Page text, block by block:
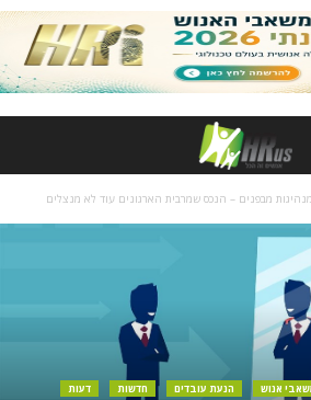
מנהיגות מבפנים – הנכס שמרבית הארגונים עוד לא מנצלים
אנוש הנעת עובדים חדשות
דעות